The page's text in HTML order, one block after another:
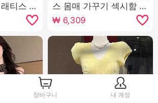
티스 바
로운 봄
바지 느
주얼 바
스 몸매 가꾸기 섹시함 순
수한 욕망 바람 여성 리본
₩ 6,309
장바구니 내 계정